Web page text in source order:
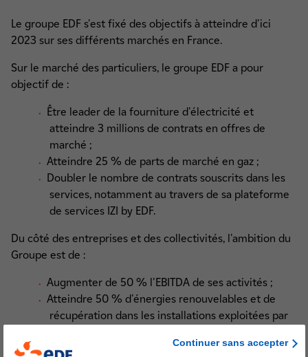
Le groupe EDF s'est fixé des objectifs à atteindre d'ici
2023 sur ses différents marchés en France.
Sur le marché des particuliers, le groupe EDF a pour
objectif de :
Être leader de la fourniture d'électricité et
atteindre 3 millions de contrats en offres de
marché ;
Atteindre 25 % de parts de marché en gaz ;
Doubler le nombre de contrats souscrits dans les
services, notamment au travers de sa plateforme
de services IZI by EDF.
Du côté des entreprises et des collectivités, l'ambition du
Groupe est de :
Augmenter de 50 % l'EBITDA de ses activités ;
Atteindre 50 % d'énergies renouvelables et de
récupération dans les installations exploitées par
Accélérer la numérisation au service de ses clients
Continuer sans accepter